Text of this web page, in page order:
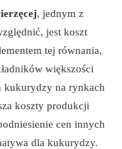
, jednym z
jest koszt
tej równania,
większości
kukurydzy na rynkach
koszty produkcji
cen innych
dla kukurydzy.